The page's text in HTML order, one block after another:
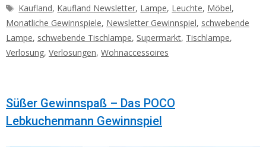
Schlagwörter
Kaufland, Kaufland Newsletter, Lampe, Leuchte, Möbel,
Monatliche Gewinnspiele, Newsletter Gewinnspiel, schwebende
Lampe, schwebende Tischlampe, Supermarkt, Tischlampe,
Verlosung, Verlosungen, Wohnaccessoires
Süßer Gewinnspaß – Das POCO
Lebkuchenmann Gewinnspiel